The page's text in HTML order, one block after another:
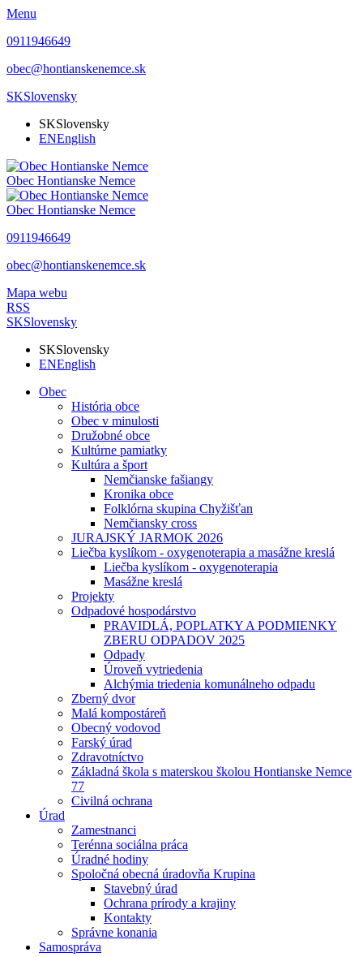
Menu
0911946649
obec@hontianskenemce.sk
SKSlovensky
SKSlovensky
ENEnglish
Obec Hontianske Nemce
Obec Hontianske Nemce
0911946649
obec@hontianskenemce.sk
Mapa webu
RSS
SKSlovensky
SKSlovensky
ENEnglish
Obec
História obce
Obec v minulosti
Družobné obce
Kultúrne pamiatky
Kultúra a šport
Nemčianske fašiangy
Kronika obce
Folklórna skupina Chyžišťan
Nemčiansky cross
JURAJSKÝ JARMOK 2026
Liečba kyslíkom - oxygenoterapia a masážne kreslá
Liečba kyslíkom - oxygenoterapia
Masážne kreslá
Projekty
Odpadové hospodárstvo
PRAVIDLÁ, POPLATKY A PODMIENKY
ZBERU ODPADOV 2025
Odpady
Úroveň vytriedenia
Alchýmia triedenia komunálneho odpadu
Zberný dvor
Malá kompostáreň
Obecný vodovod
Farský úrad
Zdravotníctvo
Základná škola s materskou školou Hontianske Nemce
77
Civilná ochrana
Úrad
Zamestnanci
Terénna sociálna práca
Úradné hodiny
Spoločná obecná úradovňa Krupina
Stavebný úrad
Ochrana prírody a krajiny
Kontakty
Správne konania
Samospráva